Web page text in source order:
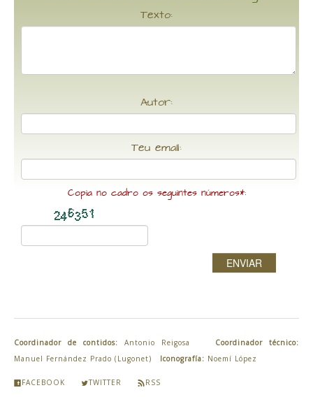
Texto:
Autor:
Teu email:
Copia no cadro os seguintes números*:
ENVIAR
Coordinador de contidos: Antonio Reigosa Coordinador técnico:
Manuel Fernández Prado (Lugonet) Iconografía: Noemí López
FACEBOOK TWITTER RSS